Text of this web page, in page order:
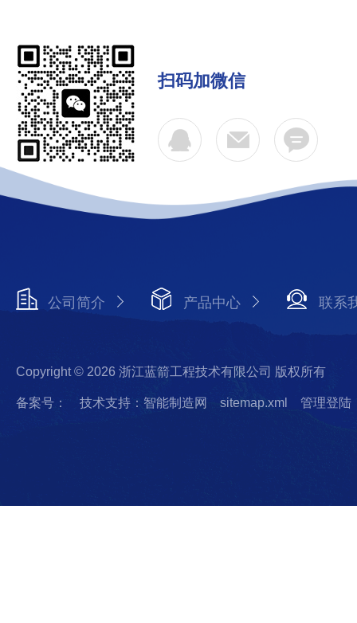
扫码加微信
公司简介 产品中心 联系
Copyright © 2026 浙江蓝箭工程技术有限公司 版权所有
备案号： 技术支持：智能制造网 sitemap.xml 管理登陆